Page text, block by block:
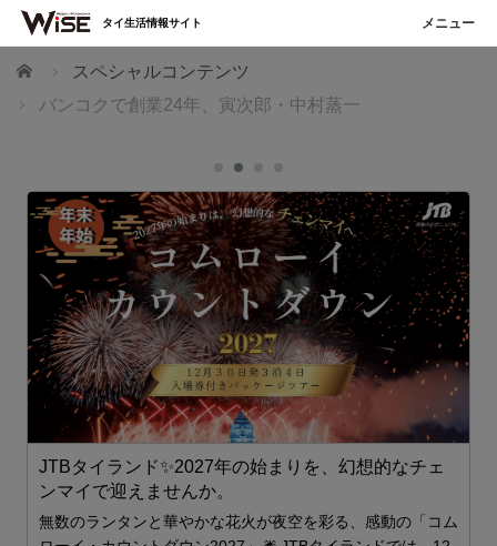
ホーム
スペシャルコンテンツ
バンコクで創業24年、寅次郎・中村蒸一
JTBタイランド✨2027年の始まりを、幻想的なチェ
ンマイで迎えませんか。
無数のランタンと華やかな花火が夜空を彩る、感動の「コム
タイ生活情報サイト